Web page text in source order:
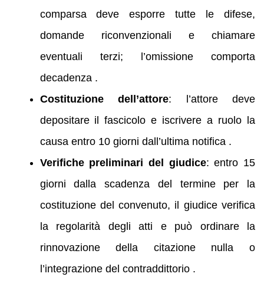
comparsa deve esporre tutte le difese,
domande riconvenzionali e chiamare
eventuali terzi; l’omissione comporta
decadenza .
Costituzione dell’attore: l’attore deve
depositare il fascicolo e iscrivere a ruolo la
causa entro 10 giorni dall’ultima notifica .
Verifiche preliminari del giudice: entro 15
giorni dalla scadenza del termine per la
costituzione del convenuto, il giudice verifica
la regolarità degli atti e può ordinare la
rinnovazione della citazione nulla o
l’integrazione del contraddittorio .